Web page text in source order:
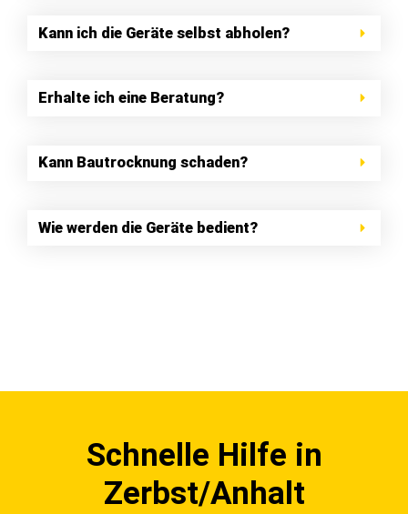
Kann ich die Geräte selbst abholen?
Erhalte ich eine Beratung?
Kann Bautrocknung schaden?
Wie werden die Geräte bedient?
Schnelle Hilfe in
Zerbst/Anhalt